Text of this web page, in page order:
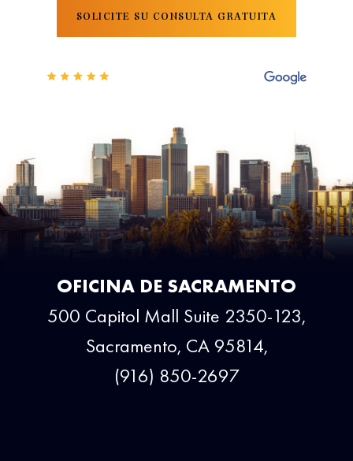
SOLICITE SU CONSULTA GRATUITA
OFICINA DE SACRAMENTO
500 Capitol Mall Suite 2350-123,
Sacramento, CA 95814,
(916) 850-2697